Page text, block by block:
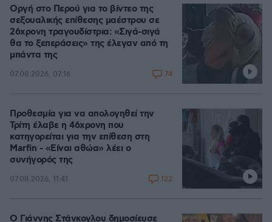
Οργή στο Περού για το βίντεο της
σεξουαλικής επίθεσης μαέστρου σε
26χρονη τραγουδίστρια: «Σιγά-σιγά
θα το ξεπεράσεις» της έλεγαν από τη
μπάντα της
07.08.2026, 07:16 74
Προθεσμία για να απολογηθεί την
Τρίτη έλαβε η 46χρονη που
κατηγορείται για την επίθεση στη
Marfin - «Είναι αθώα» λέει ο
συνήγορός της
07.08.2026, 11:41 122
Ο Γιάννης Στάνκογλου δημοσίευσε